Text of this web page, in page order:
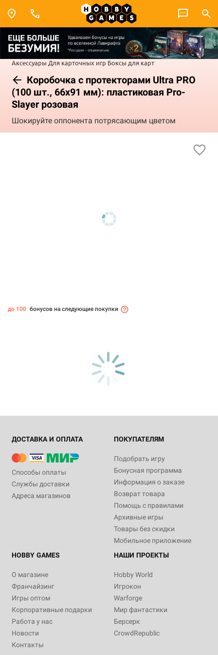
Аксессуары Для карточных игр Боксы для карт
Коробочка с протекторами Ultra PRO
(100 шт., 66x91 мм): пластиковая Pro-
Slayer розовая
Шокируйте оппонента потрясающим цветом
до 100 бонусов на следующие покупки
ДОСТАВКА И ОПЛАТА
Способы оплаты
Службы доставки
Адреса магазинов
ПОКУПАТЕЛЯМ
Подобрать игру
Бонусная программа
Информация о заказе
Возврат товара
Помощь с правилами
Архивные игры
Товары без скидки
Мобильное приложение
HOBBY GAMES
О магазине
Франчайзинг
Игры оптом
Корпоративные подарки
Работа у нас
Новости
Контакты
НАШИ ПРОЕКТЫ
Hobby World
Игрокон
Warforge
Мир фантастики
Берсерк
CrowdRepublic